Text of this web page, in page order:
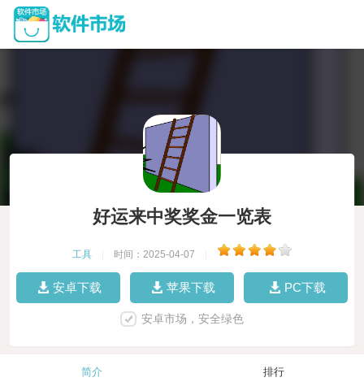
好运来中奖奖金一览表
工具 时间：2025-04-07
安卓下载 苹果下载 PC下载
安卓市场，安全绿色
简介 排行